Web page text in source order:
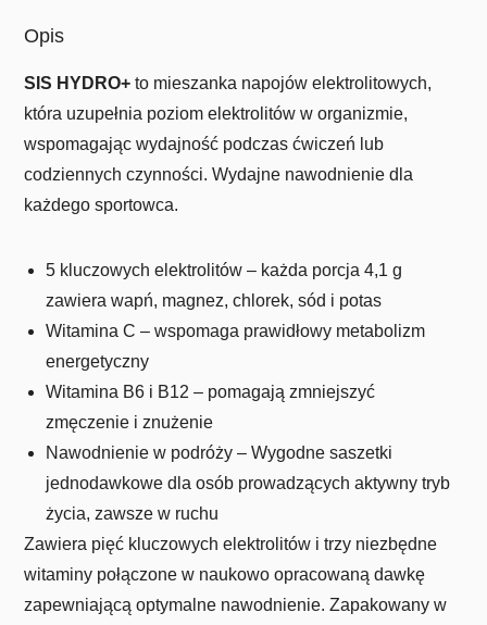
Opis
SIS HYDRO+ to mieszanka napojów elektrolitowych,
która uzupełnia poziom elektrolitów w organizmie,
wspomagając wydajność podczas ćwiczeń lub
codziennych czynności. Wydajne nawodnienie dla
każdego sportowca.
5 kluczowych elektrolitów – każda porcja 4,1 g
zawiera wapń, magnez, chlorek, sód i potas
Witamina C – wspomaga prawidłowy metabolizm
energetyczny
Witamina B6 i B12 – pomagają zmniejszyć
zmęczenie i znużenie
Nawodnienie w podróży – Wygodne saszetki
jednodawkowe dla osób prowadzących aktywny tryb
życia, zawsze w ruchu
Zawiera pięć kluczowych elektrolitów i trzy niezbędne
witaminy połączone w naukowo opracowaną dawkę
zapewniającą optymalne nawodnienie. Zapakowany w